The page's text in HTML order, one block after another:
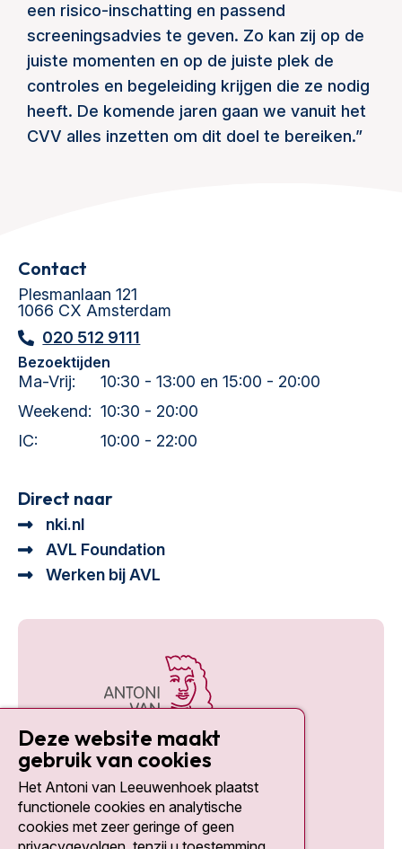
een risico-inschatting en passend
screeningsadvies te geven. Zo kan zij op de
juiste momenten en op de juiste plek de
controles en begeleiding krijgen die ze nodig
heeft. De komende jaren gaan we vanuit het
CVV alles inzetten om dit doel te bereiken.”
Contact
Plesmanlaan 121
1066 CX Amsterdam
020 512 9111
Bezoektijden
Ma-Vrij:
10:30 - 13:00 en 15:00 - 20:00
Weekend: 10:30 - 20:00
IC:
10:00 - 22:00
Direct naar
nki.nl
AVL Foundation
Werken bij AVL
Social media
Deze website maakt
gebruik van cookies
Het Antoni van Leeuwenhoek plaatst
functionele cookies en analytische
cookies met zeer geringe of geen